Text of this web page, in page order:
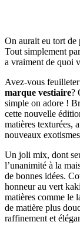
On aurait eu tort de
Tout simplement
a vraiment de quoi
Avez-vous
marque vestiaire?
simple on adore !
cette nouvelle
matières texturées,
nouveaux
Un joli mix, dont
l’unanimité à la
de bonnes idées.
honneur au vert
matières comme le
de matière plus
raffinement et